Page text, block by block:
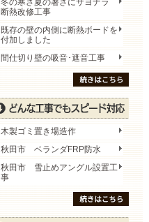
冬の寒さ夏の暑さにサヨナラ
断熱改修工事
既存の壁の内側に断熱ボードを
付加しました
間仕切り壁の吸音･遮音工事
木製ゴミ置き場造作
秋田市 ベランダFRP防水
秋田市 雪止めアングル設置工
事